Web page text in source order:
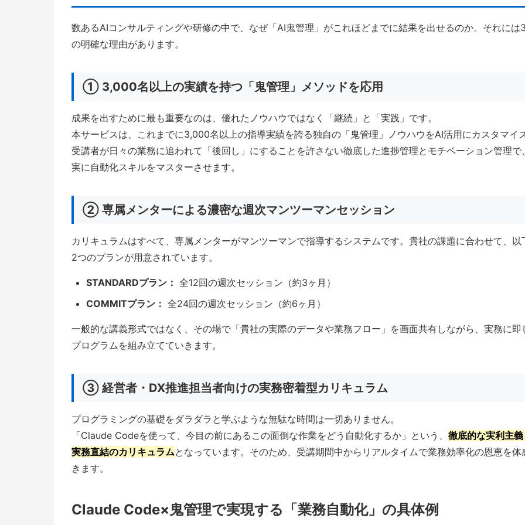
数あるAIコンサルティングや研修の中で、なぜ「AI鬼管理」がこれほどまでに結果を出せるのか。それには
の明確な理由があります。
① 3,000名以上の実績を持つ「鬼管理」メソッドを応用
成果を出すために最も重要なのは、優れたノウハウではなく「継続」と「実践」です。
本サービスは、これまでに3,000名以上の指導実績を誇る独自の「鬼管理」ノウハウをAI活用にカスタマイズ
受講者が日々の業務に追われて「後回し」にすることを許さない徹底した進捗管理とモチベーション管理で
実に自動化スキルをマスターさせます。
② 専属メンターによる濃密な週次マンツーマンセッション
カリキュラムはすべて、専属メンターがマンツーマンで指導するシステムです。貴社の課題に合わせて、以
2つのプランが用意されています。
STANDARDプラン： 全12回の週次セッション（約3ヶ月）
COMMITプラン： 全24回の週次セッション（約6ヶ月）
一般的な講義形式ではなく、その場で「貴社の実際のデータや業務フロー」を画面共有しながら、実務に即
プログラムを組み立てていきます。
③ 経営者・DX推進担当者向けの実務密着型カリキュラム
プログラミングの基礎をダラダラと学ぶような無駄な時間は一切ありません。
「Claude Codeを使って、今目の前にあるこの面倒な作業をどう自動化するか」という、 徹底的な実利主義
実務直結のカリキュラムとなっています。そのため、受講期間中からリアルタイムで業務効率化の恩恵を体
きます。
Claude Code×鬼管理で実現する「業務自動化」の具体例